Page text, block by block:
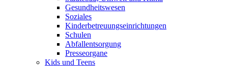
Gesundheitswesen
Soziales
Kinderbetreuungseinrichtungen
Schulen
Abfallentsorgung
Presseorgane
Kids und Teens